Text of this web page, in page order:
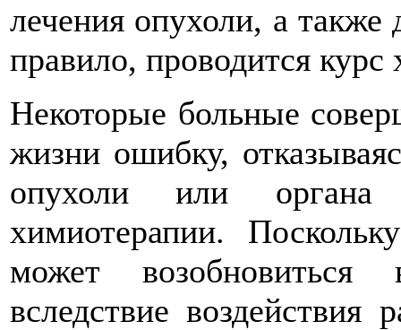
лечения опухоли, а также
правило, проводится курс
Некоторые больные
жизни ошибку,
опухоли или органа
химиотерапии.
может
вследствие воздействия